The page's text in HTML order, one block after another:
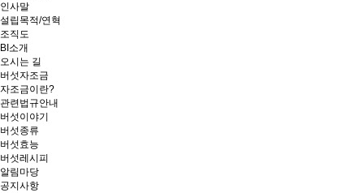
인사말
설립목적/연혁
조직도
BI소개
오시는 길
버섯자조금
자조금이란?
관련법규안내
버섯이야기
버섯종류
버섯효능
버섯레시피
알림마당
공지사항